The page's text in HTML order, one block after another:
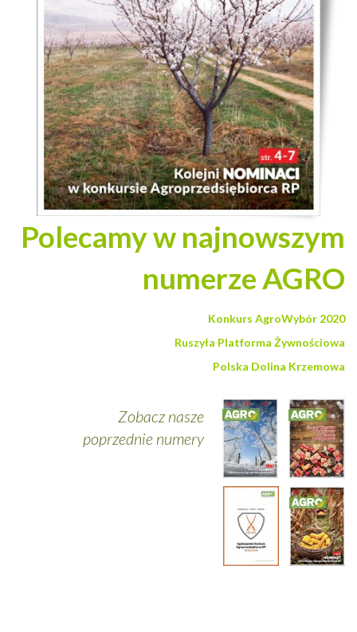
Polecamy w najnowszym
numerze AGRO
Konkurs AgroWybór 2020
Ruszyła Platforma Żywnościowa
Polska Dolina Krzemowa
Zobacz nasze
poprzednie numery